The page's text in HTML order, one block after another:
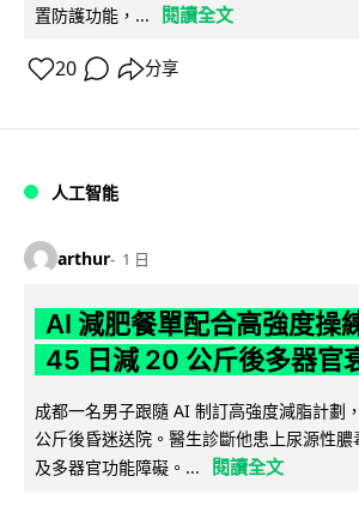
置防護功能，...
閱讀全文
20 分享
人工智能
arthur 1 日
AI 減肥餐單配合高強度
45 日減 20 公斤後多器官
成都一名男子跟隨 AI 制訂高強度減脂計劃
公斤後昏迷送院。醫生診斷他患上尿源性
及多器官功能障礙。...
閱讀全文